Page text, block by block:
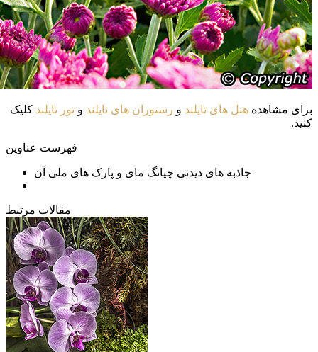
برای مشاهده هتل های تایلند و رستوران های تایلند و تور تایلند کلیک
کنید.
فهرست عناوین
جاذبه های دیدنی چیانگ مای و پارک های ملی آن
مقالات مرتبط